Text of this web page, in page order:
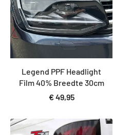
Legend PPF Headlight
Film 40% Breedte 30cm
€49,95